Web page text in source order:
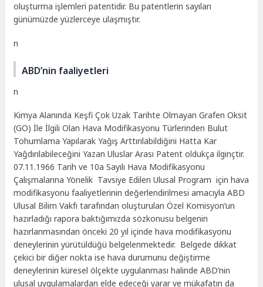
oluşturma işlemleri patentidir. Bu patentlerin sayıları
günümüzde yüzlerceye ulaşmıştır.
n
ABD’nin faaliyetleri
n
Kimya Alanında Keşfi Çok Uzak Tarihte Olmayan Grafen Oksit
(GO) İle İlgili Olan Hava Modifikasyonu Türlerinden Bulut
Tohumlama Yapılarak Yağış Arttırılabildiğini Hatta Kar
Yaĝdırılabileceğini Yazan Uluslar Arası Patent oldukça ilginçtir.
07.11.1966 Tarih ve 10a Sayılı Hava Modifikasyonu
Çalışmalarına Yönelik Tavsiye Edilen Ulusal Program için hava
modifikasyonu faaliyetlerinin değerlendirilmesi amacıyla ABD
Ulusal Bilim Vakfı tarafından oluşturulan Özel Komisyon’un
hazırladığı rapora baktığımızda sözkonusu belgenin
hazırlanmasından önceki 20 yıl içinde hava modifikasyonu
deneylerinin yürütüldüğü belgelenmektedir. Belgede dikkat
çekici bir diğer nokta ise hava durumunu değiştirme
deneylerinin küresel ölçekte uygulanması halinde ABD’nin
ulusal uygulamalardan elde edeceği yarar ve mükafatın da